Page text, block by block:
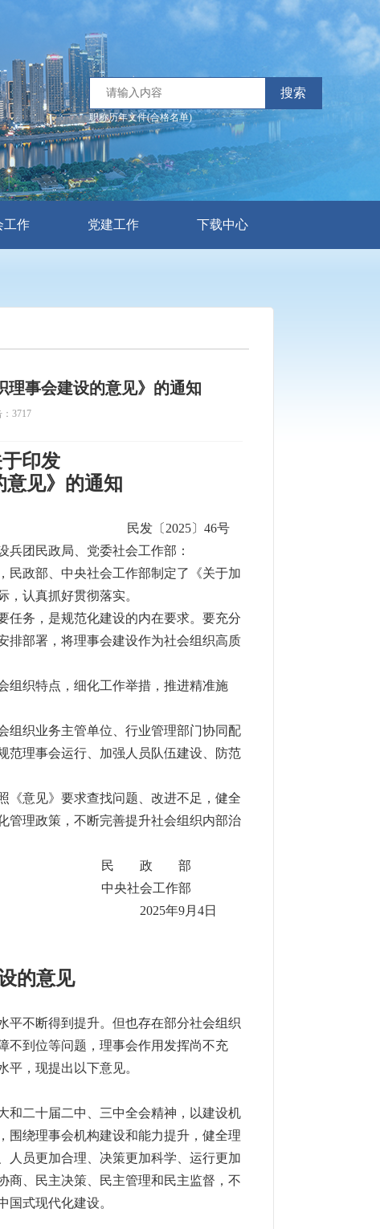
搜索
职称历年文件(合格名单)
工作 党建工作 下载中心
理事会建设的意见》的通知
：3717
印发
意见》的通知
民发〔2025〕46号
团民政局、党委社会工作部：
民政部、中央社会工作部制定了《关于加
认真抓好贯彻落实。
任务，是规范化建设的内在要求。要充分
排部署，将理事会建设作为社会组织高质
组织特点，细化工作举措，推进精准施
组织业务主管单位、行业管理部门协同配
范理事会运行、加强人员队伍建设、防范
《意见》要求查找问题、改进不足，健全
管理政策，不断完善提升社会组织内部治
民 政 部
中央社会工作部
2025年9月4日
的意见
平不断得到提升。但也存在部分社会组织
不到位等问题，理事会作用发挥尚不充
，现提出以下意见。
和二十届二中、三中全会精神，以建设机
围绕理事会机构建设和能力提升，健全理
人员更加合理、决策更加科学、运行更加
商、民主决策、民主管理和民主监督，不
国式现代化建设。